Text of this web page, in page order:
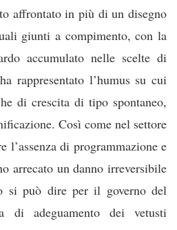
affrontato in più di un disegno
giunti a compimento, con la
accumulato nelle scelte di
rappresentato l’humus su cui
di crescita di tipo spontaneo,
Così come nel settore
l’assenza di programmazione e
arrecato un danno irreversibile
si può dire per il governo del
di adeguamento dei vetusti